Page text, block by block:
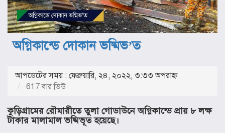
অগ্নিকান্ডে দোকান ভষ্মিভ’ত
আপডেটের সময় : ফেব্রুয়ারি, ২৪, ২০২২, ৩:৩৩ অপরাহ্ণ
617 বার ভিউ
কুড়িগ্রামের রৌমারীতে তুলা গোডাউনে অগ্নিকান্ডে প্রায় ৮ লক্ষ
টাকার মালামাল ভষ্মিভূত হয়েছে।